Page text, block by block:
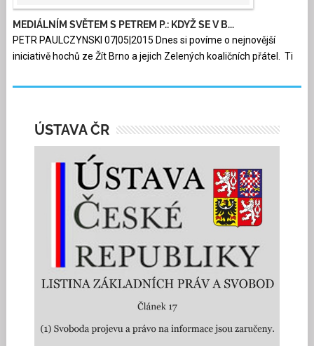
MEDIÁLNÍM SVĚTEM S PETREM P.: KDYŽ SE V B...
PETR PAULCZYNSKI 07|05|2015 Dnes si povíme o nejnovější
iniciativě hochů ze Žít Brno a jejich Zelených koaličních přátel. Ti
ÚSTAVA ČR